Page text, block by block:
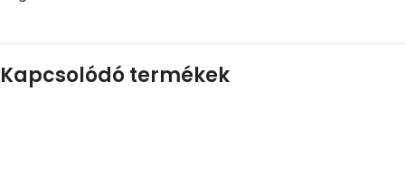
Kapcsolódó termékek